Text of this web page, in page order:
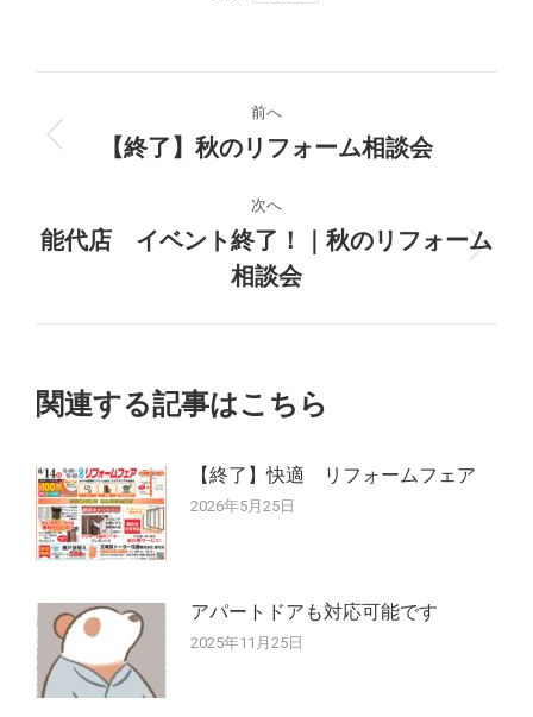
稿
ビ
シ
ョ
ン
前へ
前
投
稿:
【終了】秋のリフォーム相談会
次へ
次
の
能代店 イベント終了！｜秋のリフォーム
相談会
関連する記事はこちら
【終了】快適 リフォームフェア
2026年5月25日
アパートドアも対応可能です
2025年11月25日